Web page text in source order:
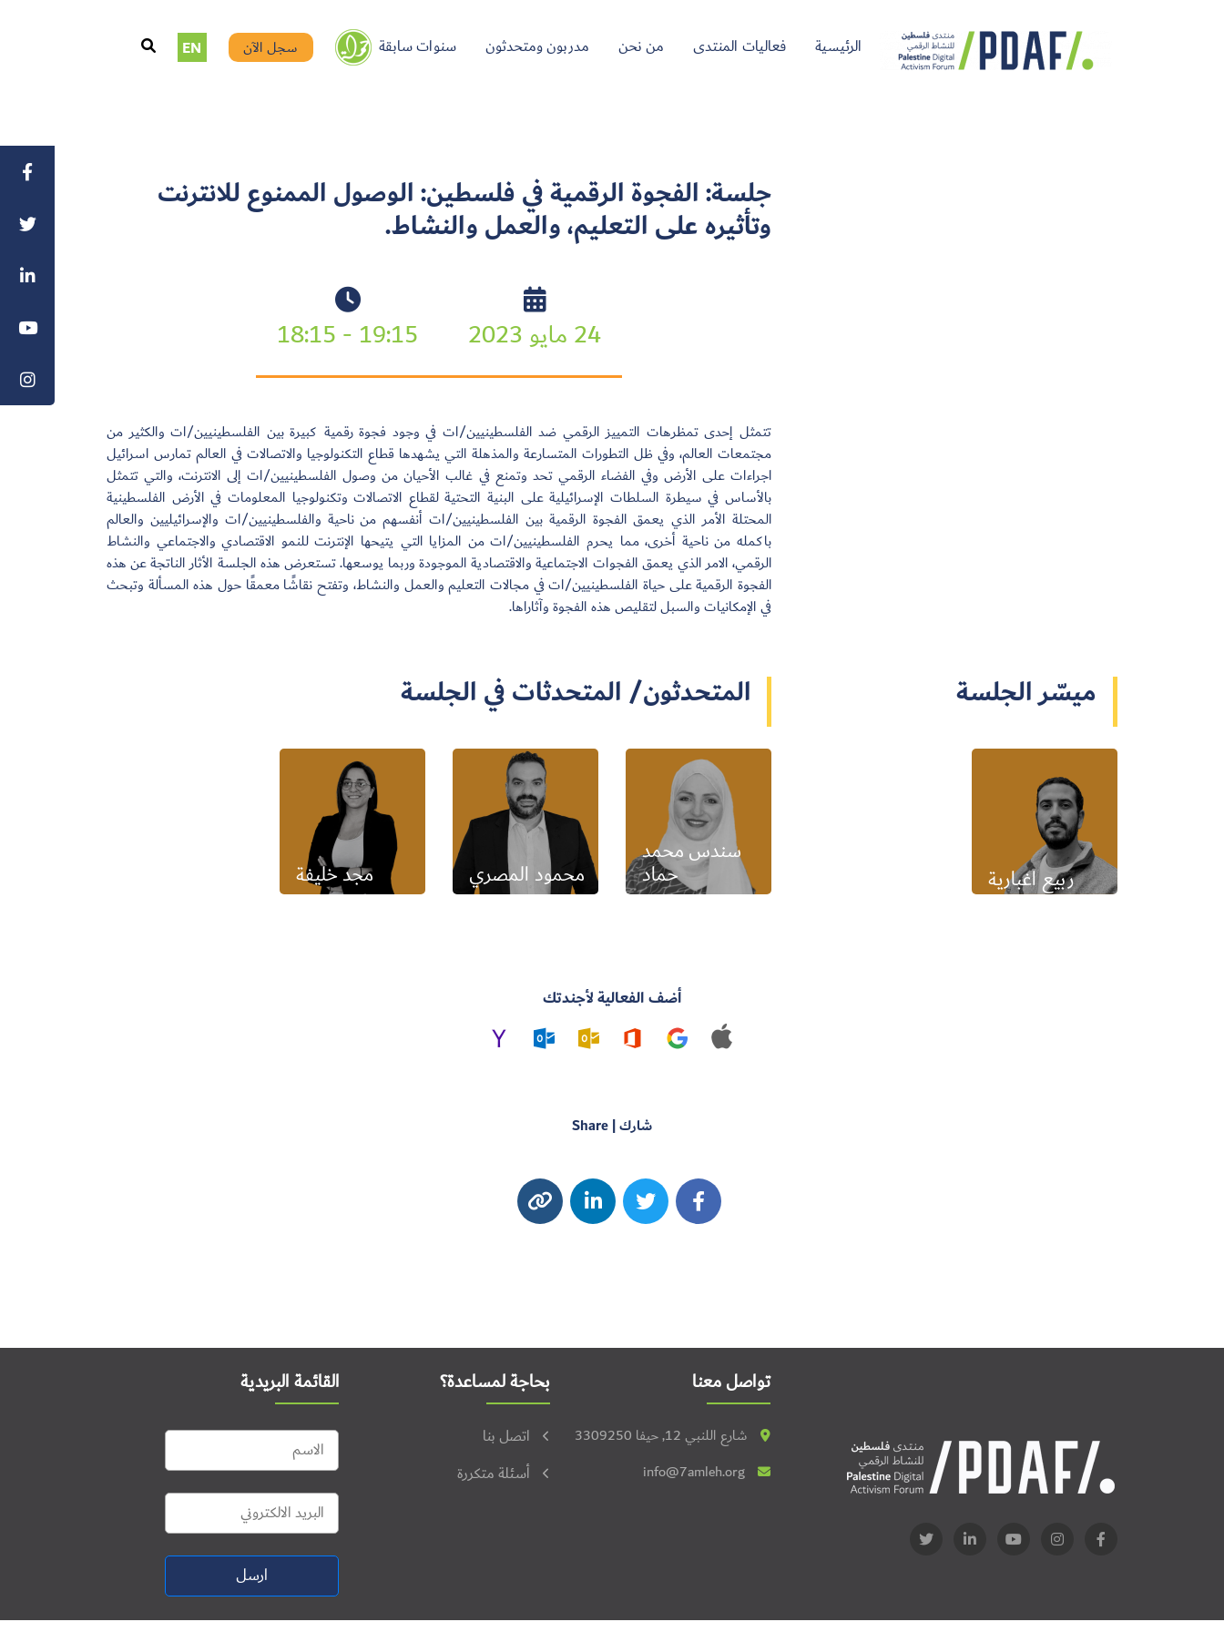
الرئيسية فعاليات المنتدى من نحن مدربون ومتحدثون سنوات سابقة سجل الآن EN
جلسة: الفجوة الرقمية في فلسطين: الوصول الممنوع للانترنت
وتأثيره على التعليم، والعمل والنشاط.
24 مايو 2023 19:15 - 18:15
تتمثل إحدى تمظرهات التمييز الرقمي ضد الفلسطينيين/ات في وجود فجوة رقمية كبيرة بين الفلسطينيين/ات والكثير من
مجتمعات العالم، وفي ظل التطورات المتسارعة والمذهلة التي يشهدها قطاع التكنولوجيا والاتصالات في العالم تمارس اسرائيل
اجراءات على الأرض وفي الفضاء الرقمي تحد وتمنع في غالب الأحيان من وصول الفلسطينيين/ات إلى الانترنت، والتي تتمثل
بالأساس في سيطرة السلطات الإسرائيلية على البنية التحتية لقطاع الاتصالات وتكنولوجيا المعلومات في الأرض الفلسطينية
المحتلة الأمر الذي يعمق الفجوة الرقمية بين الفلسطينيين/ات أنفسهم من ناحية والفلسطينيين/ات والإسرائيليين والعالم
باكمله من ناحية أخرى، مما يحرم الفلسطينيين/ات من المزايا التي يتيحها الإنترنت للنمو الاقتصادي والاجتماعي والنشاط
الرقمي، الامر الذي يعمق الفجوات الاجتماعية والاقتصادية الموجودة وربما يوسعها. تستعرض هذه الجلسة الأثار الناتجة عن هذه
الفجوة الرقمية على حياة الفلسطينيين/ات في مجالات التعليم والعمل والنشاط، وتفتح نقاشًا معمقًا حول هذه المسألة وتبحث
في الإمكانيات والسبل لتقليص هذه الفجوة وآثاراها.
ميسّر الجلسة
ربيع اغبارية
المتحدثون/ المتحدثات في الجلسة
سندس محمد
حماد محمود المصري مجد خليفة
أضف الفعالية لأجندتك
شارك | Share
تواصل معنا
شارع اللنبي 12, حيفا 3309250
info@7amleh.org
بحاجة لمساعدة؟
اتصل بنا
أسئلة متكررة
القائمة البريدية
ارسل